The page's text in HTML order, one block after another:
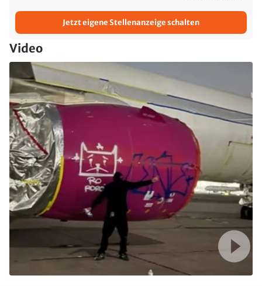
Jetzt eigene Stellenanzeige schalten
Video